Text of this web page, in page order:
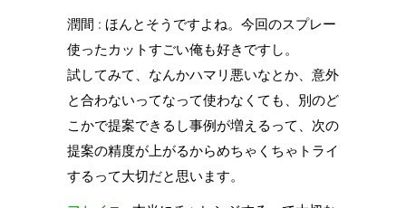
潤間 : ほんとそうですよね。今回のスプレー
使ったカットすごい俺も好きですし。
試してみて、なんかハマリ悪いなとか、意外
と合わないってなって使わなくても、別のど
こかで提案できるし事例が増えるって、次の
提案の精度が上がるからめちゃくちゃトライ
するって大切だと思います。